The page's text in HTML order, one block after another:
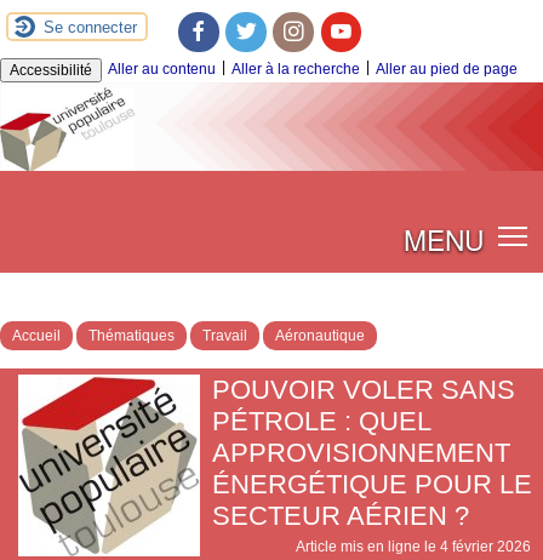
Se connecter
FacebookTwitter InstagramYoutube
Accessibilité Aller au contenu | Aller à la recherche | Aller au pied de page
MENU
Accueil Thématiques Travail Aéronautique
POUVOIR VOLER SANS
PÉTROLE : QUEL
APPROVISIONNEMENT
ÉNERGÉTIQUE POUR LE
SECTEUR AÉRIEN ?
Article mis en ligne le 4 février 2026